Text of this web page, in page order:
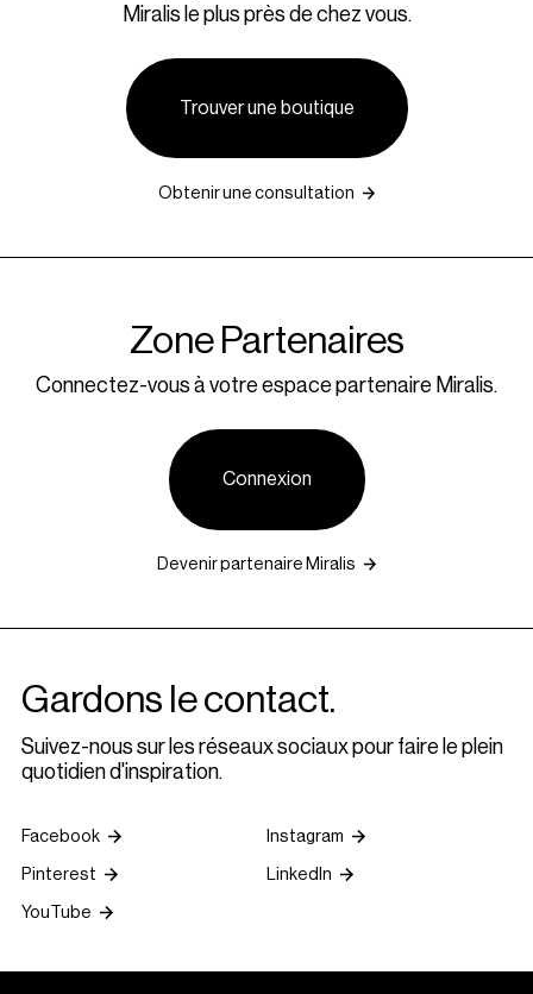
Miralis le plus près de chez vous.
Trouver une boutique
Obtenir une consultation
Zone Partenaires
Connectez-vous à votre espace partenaire Miralis.
Connexion
Devenir partenaire Miralis
Gardons le contact.
Suivez-nous sur les réseaux sociaux pour faire le plein
quotidien d'inspiration.
Facebook
Instagram
Pinterest
LinkedIn
YouTube